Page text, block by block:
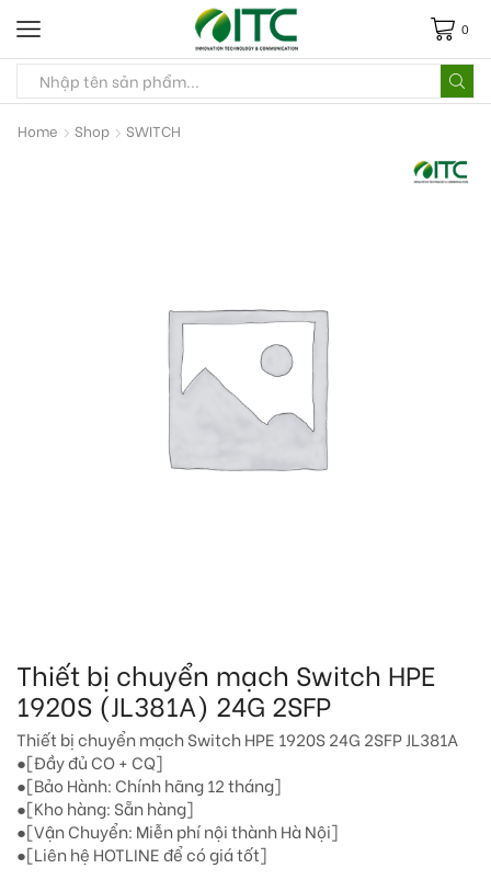
0
Home Shop SWITCH
Thiết bị chuyển mạch Switch HPE
1920S (JL381A) 24G 2SFP
Thiết bị chuyển mạch Switch HPE 1920S 24G 2SFP JL381A
●[Đầy đủ CO + CQ]
●[Bảo Hành: Chính hãng 12 tháng]
●[Kho hàng: Sẵn hàng]
●[Vận Chuyển: Miễn phí nội thành Hà Nội]
●[Liên hệ HOTLINE để có giá tốt]